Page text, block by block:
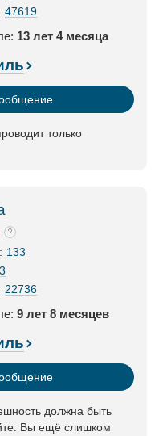
47619
13 лет 4 месяца
только
133
3
22736
9 лет 8 месяцев
должна быть
Вы ещё слишком